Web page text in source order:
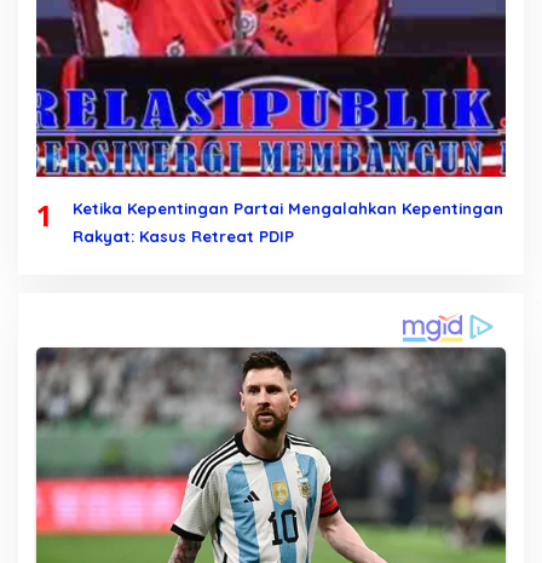
1
Ketika Kepentingan Partai Mengalahkan Kepentingan
Rakyat: Kasus Retreat PDIP